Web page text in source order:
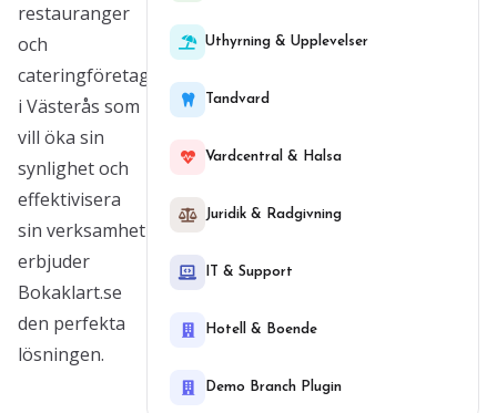
restauranger
och
cateringföretag
i Västerås som
vill öka sin
synlighet och
effektivisera
sin verksamhet
erbjuder
Bokaklart.se
den perfekta
lösningen.
Uthyrning & Upplevelser
Tandvard
Vardcentral & Halsa
Juridik & Radgivning
IT & Support
Hotell & Boende
Demo Branch Plugin